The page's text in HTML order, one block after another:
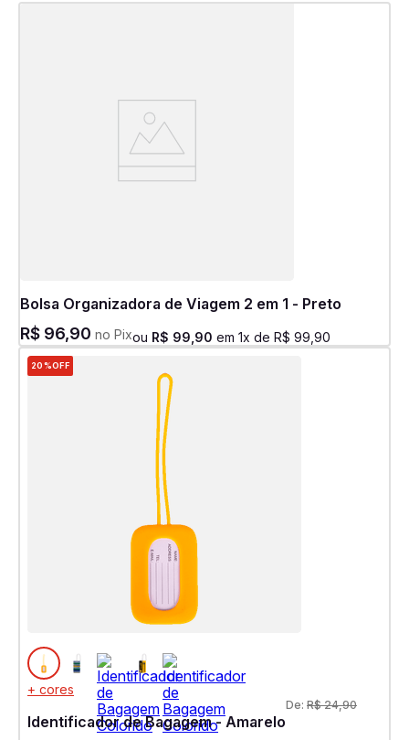
Bolsa Organizadora de Viagem 2 em 1 - Preto
R$ 96,90 no Pixou R$ 99 90 em 1x de R$ 99 90
20%OFF
+ cores
Identificador de Bagagem - Amarelo
De: R$ 24,90